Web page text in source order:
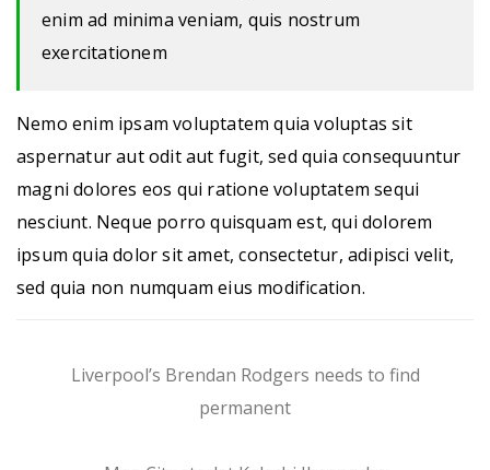
enim ad minima veniam, quis nostrum
exercitationem
Nemo enim ipsam voluptatem quia voluptas sit
aspernatur aut odit aut fugit, sed quia consequuntur
magni dolores eos qui ratione voluptatem sequi
nesciunt. Neque porro quisquam est, qui dolorem
ipsum quia dolor sit amet, consectetur, adipisci velit,
sed quia non numquam eius modification.
Liverpool’s Brendan Rodgers needs to find
permanent